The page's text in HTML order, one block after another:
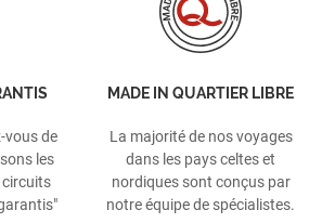
vous de
les
MADE IN QUARTIER LIBRE
La majorité de nos voyages
dans les pays celtes et
nordiques sont conçus par
notre équipe de spécialistes.